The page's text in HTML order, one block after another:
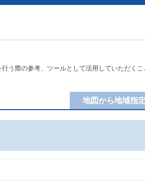
う際の参考、ツールとして活用していただくこ
地図から地域指定